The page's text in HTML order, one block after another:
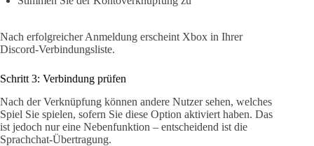
Nach erfolgreicher Anmeldung erscheint Xbox in Ihrer
Discord-Verbindungsliste.
Schritt 3: Verbindung prüfen
Nach der Verknüpfung können andere Nutzer sehen, welches
Spiel Sie spielen, sofern Sie diese Option aktiviert haben. Das
ist jedoch nur eine Nebenfunktion – entscheidend ist die
Sprachchat-Übertragung.